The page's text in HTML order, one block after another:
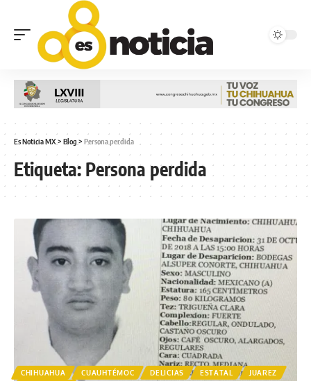
Es Noticia MX> Blog > Persona perdida
Etiqueta: Persona perdida
CHIHUAHUA CUAUHTÉMOC DELICIAS ESTATAL
JUAREZ